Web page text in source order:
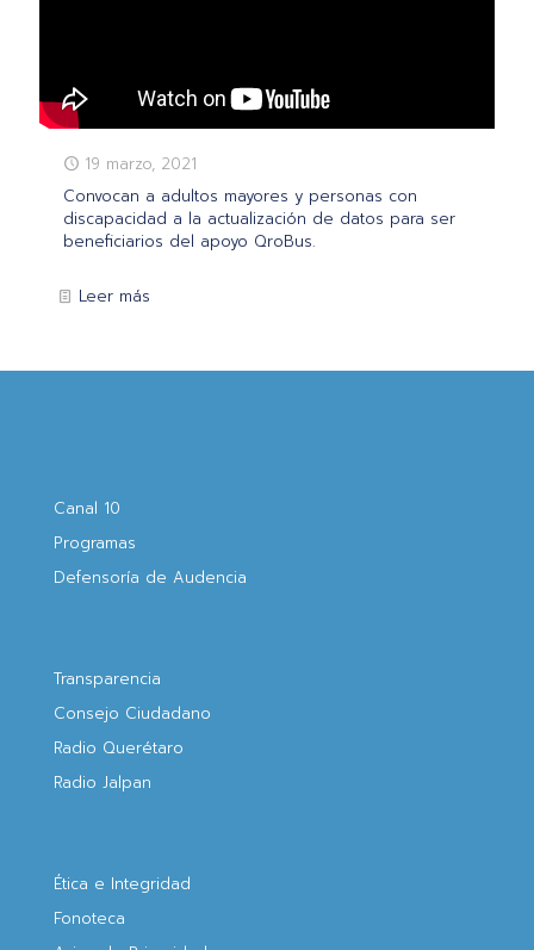
19 marzo, 2021
Convocan a adultos mayores y personas con
discapacidad a la actualización de datos para ser
beneficiarios del apoyo QroBus.
Leer más
Canal 10
Programas
Defensoría de Audencia
Transparencia
Consejo Ciudadano
Radio Querétaro
Radio Jalpan
Ética e Integridad
Fonoteca